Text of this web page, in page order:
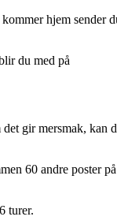
hjem sender
du med på
gir mersmak, kan
60 andre poster på
turer.